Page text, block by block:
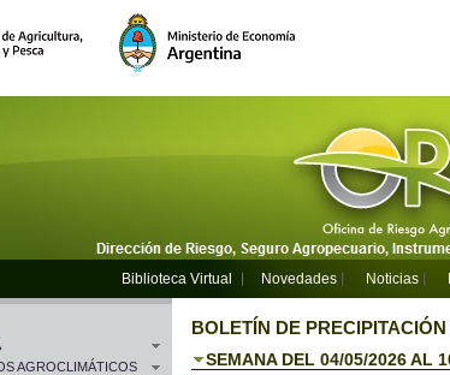
Biblioteca Virtual Novedades Noticias
AGROCLIMÁTICOS
BOLETÍN DE
SEMANA DEL 04/05/2026 AL